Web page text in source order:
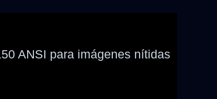
ANSI para imágenes nítidas